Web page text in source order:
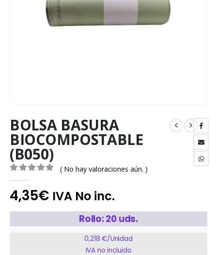
BOLSA BASURA
BIOCOMPOSTABLE
(B050)
( No hay valoraciones aún. )
4,35€ IVA No inc.
Rollo: 20 uds.
0,218 €/Unidad
IVA no incluido